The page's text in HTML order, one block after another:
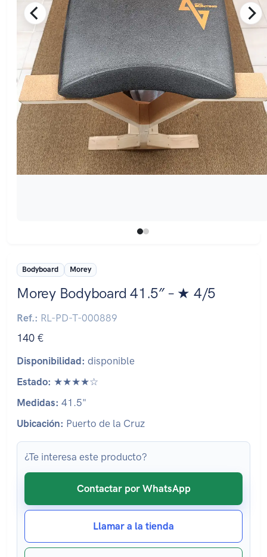
Bodyboard Morey
Morey Bodyboard 41.5″ – ★ 4/5
Ref.: RL-PD-T-000889
140 €
Disponibilidad: disponible
Estado: ★★★★☆
Medidas: 41.5"
Ubicación: Puerto de la Cruz
¿Te interesa este producto?
Contactar por WhatsApp
Llamar a la tienda